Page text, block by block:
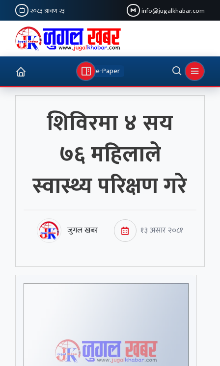
२०८३ श्रावण २३ info@jugalkhabar.com
e-Paper
शिविरमा ४ सय
७६ महिलाले
स्वास्थ्य परिक्षण गरे
जुगल खबर १३ असार २०८१